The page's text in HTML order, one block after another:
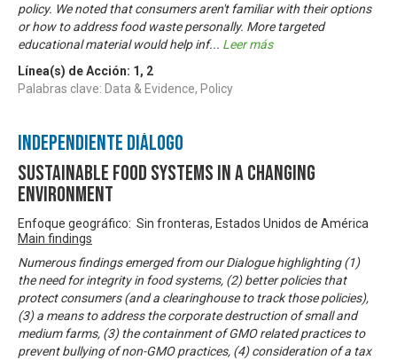
policy. We noted that consumers aren't familiar with their options
or how to address food waste personally. More targeted
educational material would help inf... Leer más
Línea(s) de Acción: 1 , 2
Palabras clave: Data & Evidence, Policy
Independiente Diálogo
Sustainable Food Systems in a Changing
Environment
Enfoque geográfico: Sin fronteras, Estados Unidos de América
Main findings
Numerous findings emerged from our Dialogue highlighting (1)
the need for integrity in food systems, (2) better policies that
protect consumers (and a clearinghouse to track those policies),
(3) a means to address the corporate destruction of small and
medium farms, (3) the containment of GMO related practices to
prevent bullying of non-GMO practices, (4) consideration of a tax